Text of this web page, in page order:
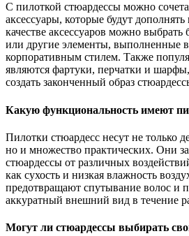
С пилоткой стюардессы можно
аксессуары, которые будут
качестве аксессуаров можно
или другие элементы, выполненные в
корпоративным стилем. Также
являются фартуки, перчатки и
создать законченный образ
Какую функциональность имеют
Пилотки стюардесс несут не только
но и множество практических. Они
стюардессы от различных
как сухость и низкая влажность
предотвращают спутывание волос и
аккуратный внешний вид в течение
Могут ли стюардессы выбирать